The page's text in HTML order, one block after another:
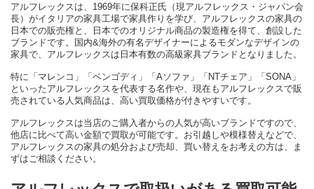
アルフレックスは、1969年に保科正氏（現アルフレックス・ジャパン会
長）がイタリアの家具工場で家具作りを学び、アルフレックスの家具の
日本での販売権と、日本でのオリジナル商品の製造権を得て、創設した
ブランドです。国内&海外の有名デザイナーによるモダンなデザインの
家具で、アルフレックスは日本有数の高級家具ブランドとなりました。
特に「マレンコ」「ベンゴディ」「Aソファ」「NTチェア」「SONA」
といったアルフレックスを代表する名作や、現在もアルフレックスで販
売されている人気商品は、高い買取価格が付きやすいです。
アルフレックスは当店のご購入者からの人気が高いブランドですので、
他店に比べて高い金額で買取が可能です。お引越しや模様替えなどで、
アルフレックスの家具の処分および売却、買い替えをお考えの方は、ま
ずはご相談ください。